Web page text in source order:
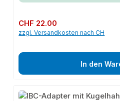
750 mmDeckel aus
AnwendungenProduktdatenMaterial:
Regulärer Preis:
CHF 22.00
zzgl. Versandkosten nach CH
In den